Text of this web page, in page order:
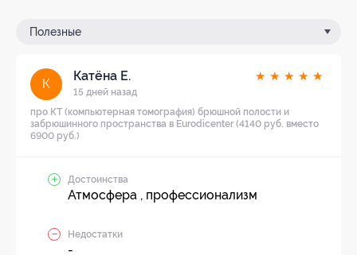
Полезные
К
Катёна Е.
15 дней назад
★ ★ ★ ★ ★
про КТ (компьютерная томография) брюшной полости и
забрюшинного пространства в Eurodicenter (4140 руб. вместо
6900 руб.)
Достоинства
Атмосфера , профессионализм
Недостатки
-